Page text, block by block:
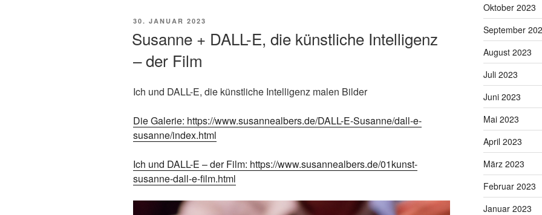
POSTED
30. JANUAR 2023
Susanne + DALL-E, die künstliche Intelligenz
– der Film
Ich und DALL-E, die künstliche Intelligenz malen Bilder
Die Galerie: https://www.susannealbers.de/DALL-E-Susanne/dall-e-
susanne/index.html
Ich und DALL-E – der Film: https://www.susannealbers.de/01kunst-
susanne-dall-e-film.html
Oktober 2023
September
August 2023
Juli 2023
Juni 2023
Mai 2023
April 2023
März 2023
Februar 2023
Januar 2023